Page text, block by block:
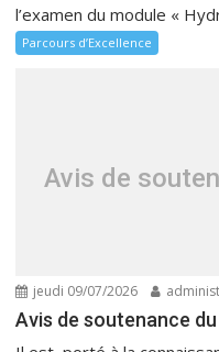
l’examen du module «
Parcours d’Excellence
Avis de
jeudi 09/07/2026
Avis de soutenance du